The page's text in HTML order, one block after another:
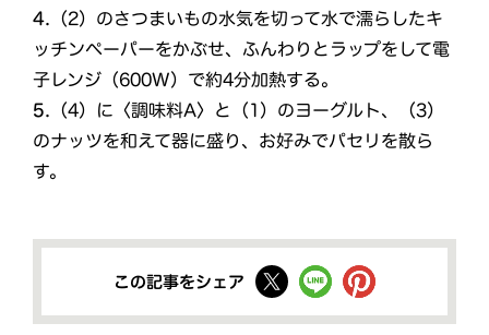
4. （2）のさつまいもの水気を切って水で濡らしたキ
ッチンペーパーをかぶせ、ふんわりとラップをして電
子レンジ（600W）で約4分加熱する。
5. （4）に〈調味料A〉と（1）のヨーグルト、（3）
のナッツを和えて器に盛り、お好みでパセリを散ら
す。
この記事をシェア